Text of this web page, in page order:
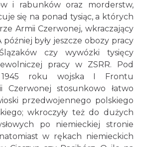
i rabunków oraz morderstw,
się na ponad tysiąc, a których
Armii Czerwonej, wkraczający
później były jeszcze obozy pracy
czy wywózki tysięcy
pracy w ZSRR. Pod
1945 roku wojska I Frontu
Czerwonej stosunkowo łatwo
przedwojennego polskiego
wkroczyły też do dużych
po niemieckiej stronie
w rękach niemieckich